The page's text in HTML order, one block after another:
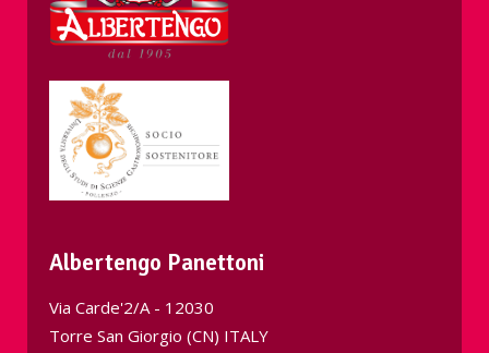
Albertengo Panettoni
Via Carde'2/A - 12030
Torre San Giorgio (CN) ITALY